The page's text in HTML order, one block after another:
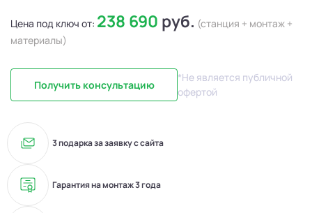
Цена под ключ от: 238 690 руб. (станция + монтаж +
материалы)
Получить консультацию
*Не является публичной
офертой
3 подарка за заявку с сайта
Гарантия на монтаж 3 года